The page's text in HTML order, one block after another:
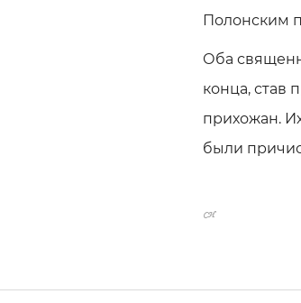
Полонским
Оба
конца, став
прихожан.
были